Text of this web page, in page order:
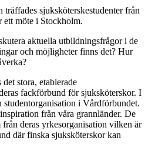
träffades sjuksköterskestudenter från
ett möte i Stockholm.
aktuella utbildningsfrågor i de
och möjligheter finns det? Hur
stora, etablerade
fackförbund för sjuksköterskor. I
i Vårdförbundet.
från våra grannländer. De
deras yrkesorganisation vilken är
där finska sjuksköterskor kan